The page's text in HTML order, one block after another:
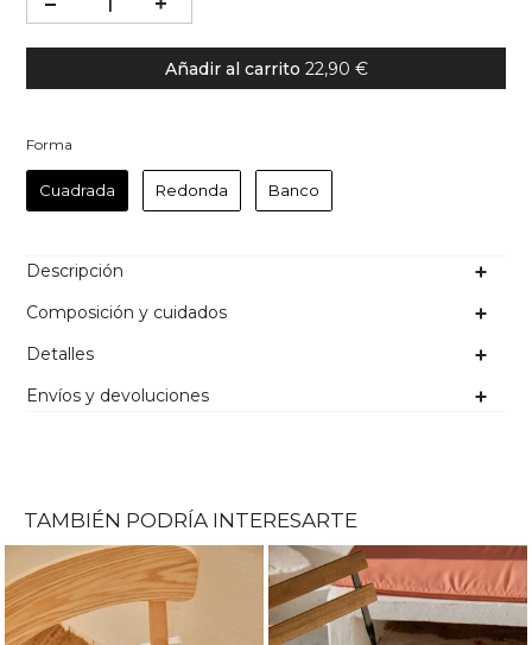
Forma
Cuadrada Redonda Banco
Añadir al carrito 22,90 €
Descripción
Composición y cuidados
Detalles
Envíos y devoluciones
TAMBIÉN PODRÍA INTERESARTE